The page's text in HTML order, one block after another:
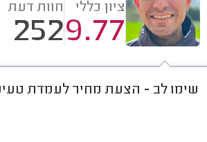
ציון כללי
9.77
חוות דעת
252
שימו לב - הצעת מחיר לעמדת
דברו איתי חוות דעת